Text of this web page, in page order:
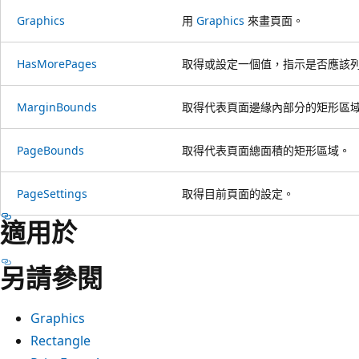
Graphics 用 Graphics 來畫頁面。
HasMorePages 取得或設定一個值，指示是否應該
MarginBounds 取得代表頁面邊緣內部分的矩形區
PageBounds 取得代表頁面總面積的矩形區域。
PageSettings 取得目前頁面的設定。
適用於
另請參閱
Graphics
Rectangle